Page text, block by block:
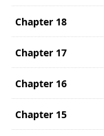
Chapter 18
Chapter 17
Chapter 16
Chapter 15